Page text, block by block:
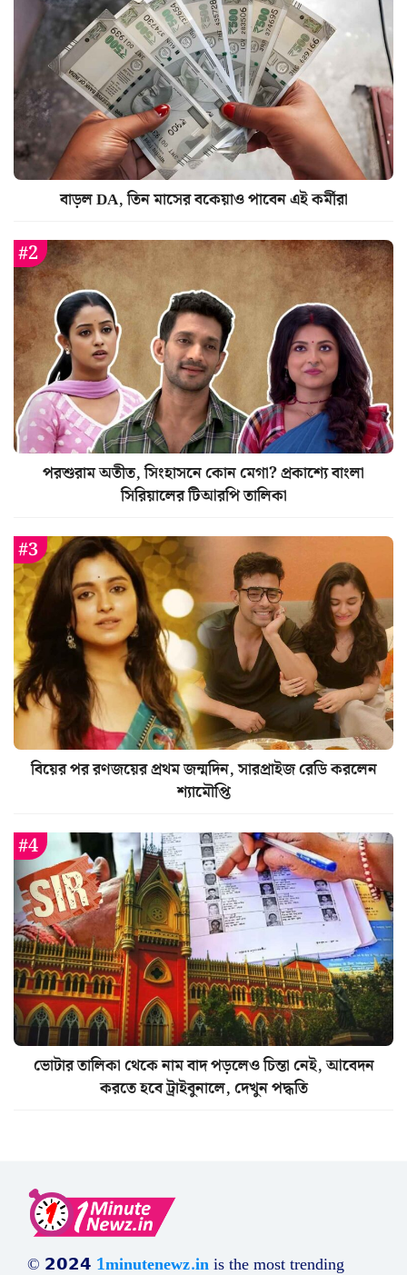
বাড়ল DA, তিন মাসের বকেয়াও পাবেন এই কর্মীরা
পরশুরাম অতীত, সিংহাসনে কোন মেগা? প্রকাশ্যে বাংলা
সিরিয়ালের টিআরপি তালিকা
বিয়ের পর রণজয়ের প্রথম জন্মদিন, সারপ্রাইজ রেডি করলেন
শ্যামৌপ্তি
ভোটার তালিকা থেকে নাম বাদ পড়লেও চিন্তা নেই, আবেদন
করতে হবে ট্রাইবুনালে, দেখুন পদ্ধতি
© 𝟮𝟬𝟮𝟰 1minutenewz.inis the most trending